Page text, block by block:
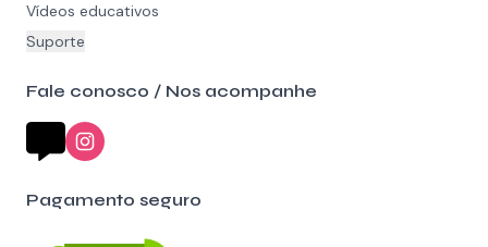
Vídeos educativos
Suporte
Fale conosco / Nos acompanhe
Pagamento seguro